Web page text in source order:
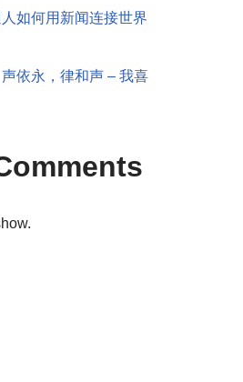
如何用新闻连接世界
依永，律和声 – 我喜